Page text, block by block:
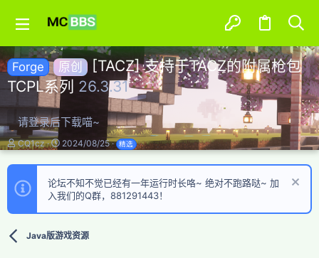
Forge 原创
[TACZ] 支持于TACZ的附属枪包
TCPL系列 26.3.31
请登录后下载喵~
作
者
CQ1cz
创
建
日
2024/08/25 精选
论坛不知不觉已经有一年运行时长咯~ 绝对不跑路哒~ 加
入我们的Q群，881291443！
Java版游戏资源